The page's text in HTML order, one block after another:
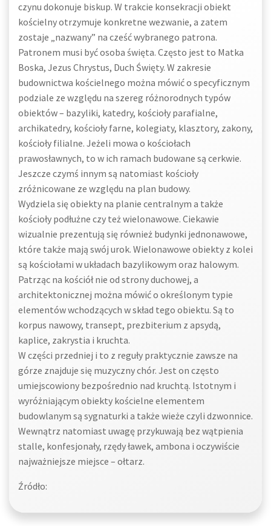
czynu dokonuje biskup. W trakcie konsekracji obiekt
kościelny otrzymuje konkretne wezwanie, a zatem
zostaje „nazwany” na cześć wybranego patrona.
Patronem musi być osoba święta. Często jest to Matka
Boska, Jezus Chrystus, Duch Święty. W zakresie
budownictwa kościelnego można mówić o specyficznym
podziale ze względu na szereg różnorodnych typów
obiektów – bazyliki, katedry, kościoły parafialne,
archikatedry, kościoły farne, kolegiaty, klasztory, zakony,
kościoły filialne. Jeżeli mowa o kościołach
prawosławnych, to w ich ramach budowane są cerkwie.
Jeszcze czymś innym są natomiast kościoły
zróżnicowane ze względu na plan budowy.
Wydziela się obiekty na planie centralnym a także
kościoły podłużne czy też wielonawowe. Ciekawie
wizualnie prezentują się również budynki jednonawowe,
które także mają swój urok. Wielonawowe obiekty z kolei
są kościołami w układach bazylikowym oraz halowym.
Patrząc na kościół nie od strony duchowej, a
architektonicznej można mówić o określonym typie
elementów wchodzących w skład tego obiektu. Są to
korpus nawowy, transept, prezbiterium z apsydą,
kaplice, zakrystia i kruchta.
W części przedniej i to z reguły praktycznie zawsze na
górze znajduje się muzyczny chór. Jest on często
umiejscowiony bezpośrednio nad kruchtą. Istotnym i
wyróżniającym obiekty kościelne elementem
budowlanym są sygnaturki a także wieże czyli dzwonnice.
Wewnątrz natomiast uwagę przykuwają bez wątpienia
stalle, konfesjonały, rzędy ławek, ambona i oczywiście
najważniejsze miejsce – ołtarz.
Źródło: